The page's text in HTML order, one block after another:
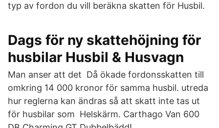
typ av fordon du vill beräkna skatten för Husbil.
Dags för ny skattehöjning för
husbilar Husbil & Husvagn
Man anser att det Då ökade fordonsskatten till
omkring 14 000 kronor för samma husbil. utreda
hur reglerna kan ändras så att skatt inte tas ut
för husbilar som Helskärm. Carthago Van 600